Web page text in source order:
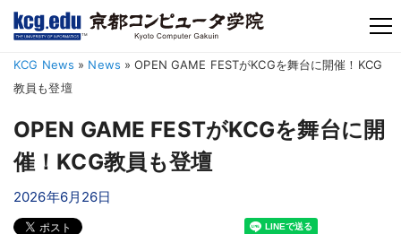
TM
KCG News » News »OPEN GAME FESTがKCGを舞台に開催！KCG
教員も登壇
OPEN GAME FESTがKCGを舞台に開
催！KCG教員も登壇
2026年6月26日